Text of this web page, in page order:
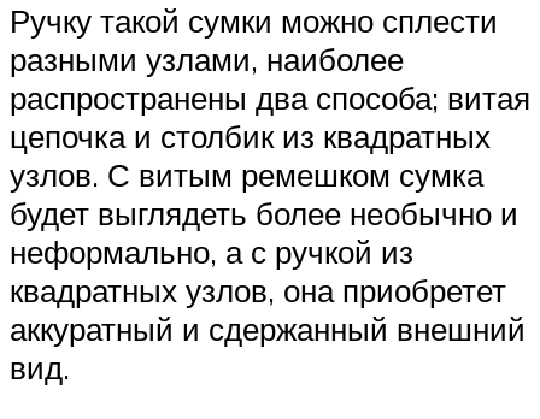
Ручку такой сумки можно сплести
разными узлами, наиболее
распространены два способа; витая
цепочка и столбик из квадратных
узлов. С витым ремешком сумка
будет выглядеть более необычно и
неформально, а с ручкой из
квадратных узлов, она приобретет
аккуратный и сдержанный внешний
вид.